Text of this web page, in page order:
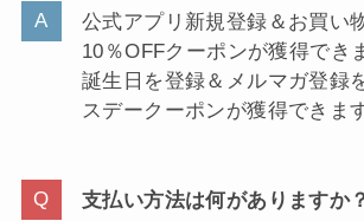
公式アプリ新規登録＆お買い
10％OFFクーポンが獲得でき
誕生日を登録＆メルマガ登録
スデークーポンが獲得できま
支払い方法は何がありますか？